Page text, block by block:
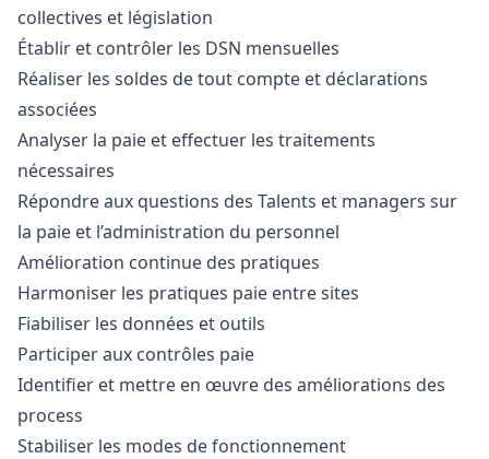
collectives et législation
Établir et contrôler les DSN mensuelles
Réaliser les soldes de tout compte et déclarations
associées
Analyser la paie et effectuer les traitements
nécessaires
Répondre aux questions des Talents et managers sur
la paie et l’administration du personnel
Amélioration continue des pratiques
Harmoniser les pratiques paie entre sites
Fiabiliser les données et outils
Participer aux contrôles paie
Identifier et mettre en œuvre des améliorations des
process
Stabiliser les modes de fonctionnement